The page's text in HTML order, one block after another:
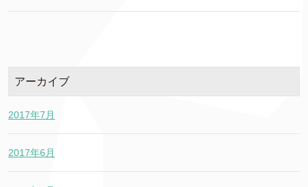
アーカイブ
2017年7月
2017年6月